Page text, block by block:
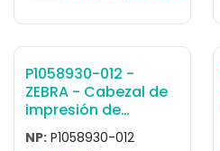
P1058930-012 -
ZEBRA - Cabezal de
impresión de
transferencia
térmica Cabezal de
NP: P1058930-012